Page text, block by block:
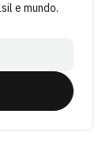
e mundo.